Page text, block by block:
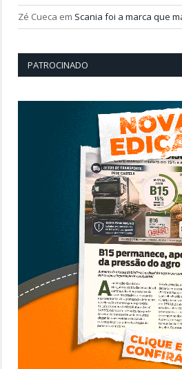
Zé Cueca em Scania foi a marca que
PATROCINADO